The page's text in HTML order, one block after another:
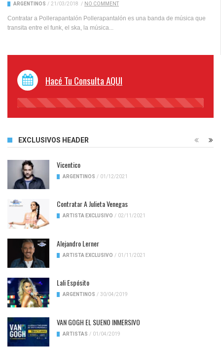
ARGENTINOS / 21/03/2018 / NO COMMENT
Contratar a Pollerapantalón Pollerapantalón es una banda de música que
transita entre el funk, el ska, la música...
Hacé Tu Consulta AQUI
45%
EXCLUSIVOS HEADER
Vicentico
ARGENTINOS / 01/12/2021
Contratar A Julieta Venegas
ARTISTA EXCLUSIVO / 02/11/2021
Alejandro Lerner
ARTISTA EXCLUSIVO / 01/11/2021
Lali Espósito
ARGENTINOS / 30/04/2019
VAN GOGH EL SUENO INMERSIVO
ARTISTAS / 01/04/2019